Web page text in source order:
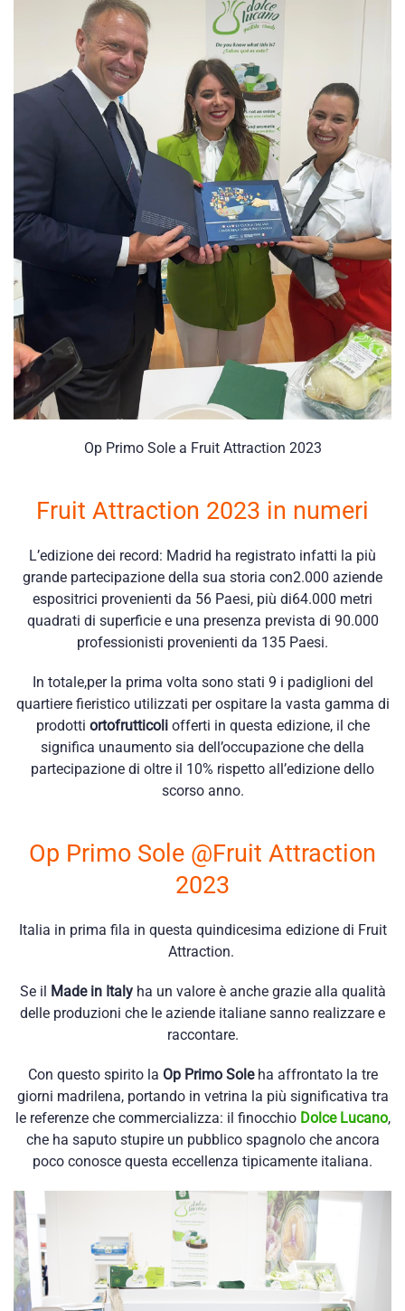
Op Primo Sole a Fruit Attraction 2023
Fruit Attraction 2023 in numeri
L’edizione dei record: Madrid ha registrato infatti la più
grande partecipazione della sua storia con2.000 aziende
espositrici provenienti da 56 Paesi, più di64.000 metri
quadrati di superficie e una presenza prevista di 90.000
professionisti provenienti da 135 Paesi.
In totale,per la prima volta sono stati 9 i padiglioni del
quartiere fieristico utilizzati per ospitare la vasta gamma di
prodotti ortofrutticoli offerti in questa edizione, il che
significa unaumento sia dell’occupazione che della
partecipazione di oltre il 10% rispetto all’edizione dello
scorso anno.
Op Primo Sole @Fruit Attraction
2023
Italia in prima fila in questa quindicesima edizione di Fruit
Attraction.
Se il Made in Italyha un valore è anche grazie alla qualità
delle produzioni che le aziende italiane sanno realizzare e
raccontare.
Con questo spirito la Op Primo Soleha affrontato la tre
giorni madrilena, portando in vetrina la più significativa tra
le referenze che commercializza: il finocchio Dolce Lucano,
che ha saputo stupire un pubblico spagnolo che ancora
poco conosce questa eccellenza tipicamente italiana.